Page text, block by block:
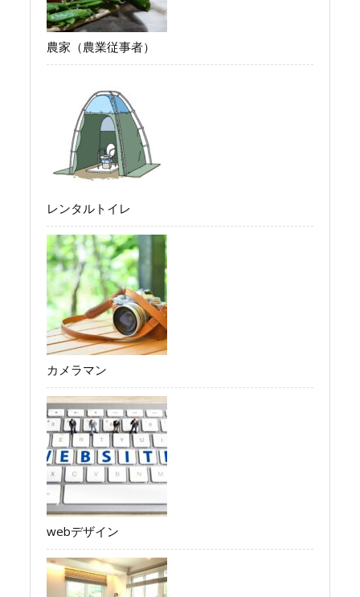
農家（農業従事者）
レンタルトイレ
カメラマン
webデザイン